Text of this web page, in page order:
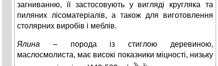
загниванню, її застосовують у вигляді кругляка та
пиляних лісоматеріалів, а також для виготовлення
столярних виробів і меблів.
Ялина – порода із стиглою деревиною,
маслосмолиста, має високі показники міцності, низьку